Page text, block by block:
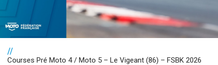
//
Courses Pré Moto 4 / Moto 5 – Le Vigeant (86) – FSBK 2026